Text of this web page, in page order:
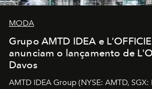
MODA
Grupo AMTD IDEA e
anunciam o lançamento de
Davos
AMTD IDEA Group (NYSE: AMTD, SGX: